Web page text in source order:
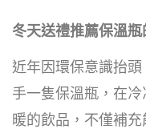
冬天送禮推薦保溫瓶
近年因環保意識抬
手一隻保溫瓶，在
暖的飲品，不僅補